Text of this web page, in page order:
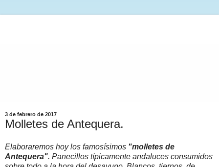
3 de febrero de 2017
Molletes de Antequera.
Elaboraremos hoy los famosísimos "molletes de
Antequera". Panecillos típicamente andaluces consumidos